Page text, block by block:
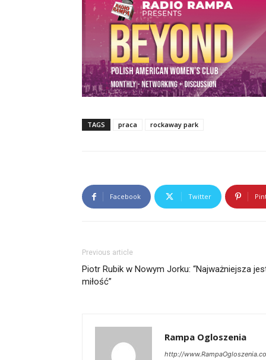
TAGS praca rockaway park
Facebook Twitter
Previous article
Piotr Rubik w Nowym Jorku: “Najważniejsza
miłość”
Rampa Ogloszenia
http://